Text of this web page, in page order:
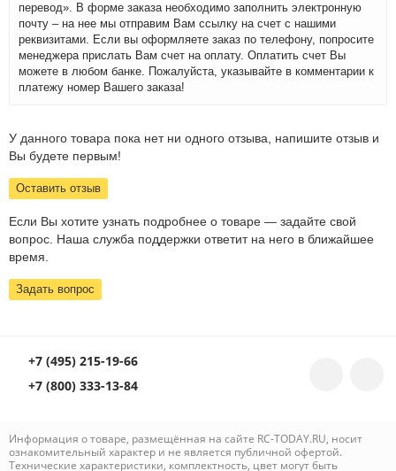
перевод». В форме заказа необходимо заполнить электронную
почту – на нее мы отправим Вам ссылку на счет с нашими
реквизитами. Если вы оформляете заказ по телефону, попросите
менеджера прислать Вам счет на оплату. Оплатить счет Вы
можете в любом банке. Пожалуйста, указывайте в комментарии к
платежу номер Вашего заказа!
У данного товара пока нет ни одного отзыва, напишите отзыв и
Вы будете первым!
Оставить отзыв
Если Вы хотите узнать подробнее о товаре — задайте свой
вопрос. Наша служба поддержки ответит на него в ближайшее
время.
Задать вопрос
+7 (495) 215-19-66
+7 (800) 333-13-84
Информация о товаре, размещённая на сайте RC-TODAY.RU, носит
ознакомительный характер и не является публичной офертой.
Технические характеристики, комплектность, цвет могут быть